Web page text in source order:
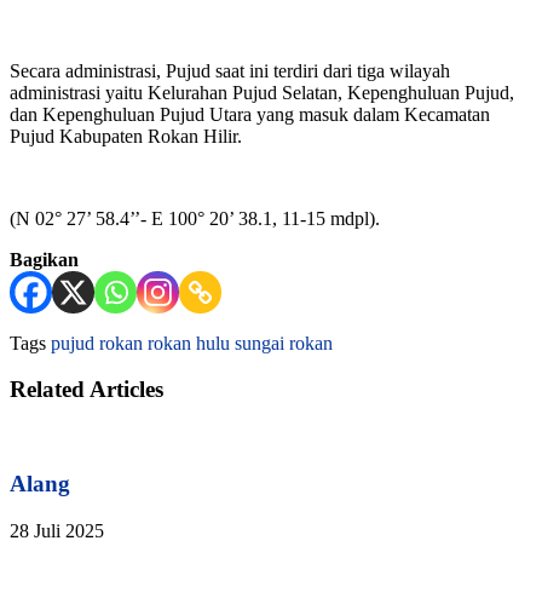
Secara administrasi, Pujud saat ini terdiri dari tiga wilayah
administrasi yaitu Kelurahan Pujud Selatan, Kepenghuluan Pujud,
dan Kepenghuluan Pujud Utara yang masuk dalam Kecamatan
Pujud Kabupaten Rokan Hilir.
(N 02° 27’ 58.4’’- E 100° 20’ 38.1, 11-15 mdpl).
Bagikan
Tags pujud rokan rokan hulu sungai rokan
Related Articles
Alang
28 Juli 2025